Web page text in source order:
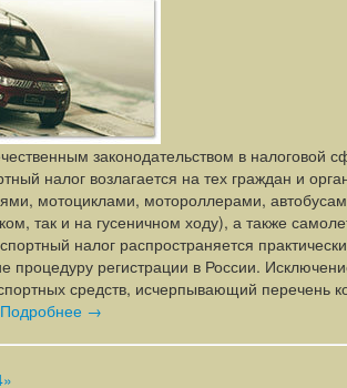
законодательством в налоговой
налог возлагается на тех граждан и
мотоциклами, мотороллерами,
так и на гусеничном ходу), а также
налог распространяется
процедуру регистрации в России.
средств, исчерпывающий перечень
Подробнее →
»